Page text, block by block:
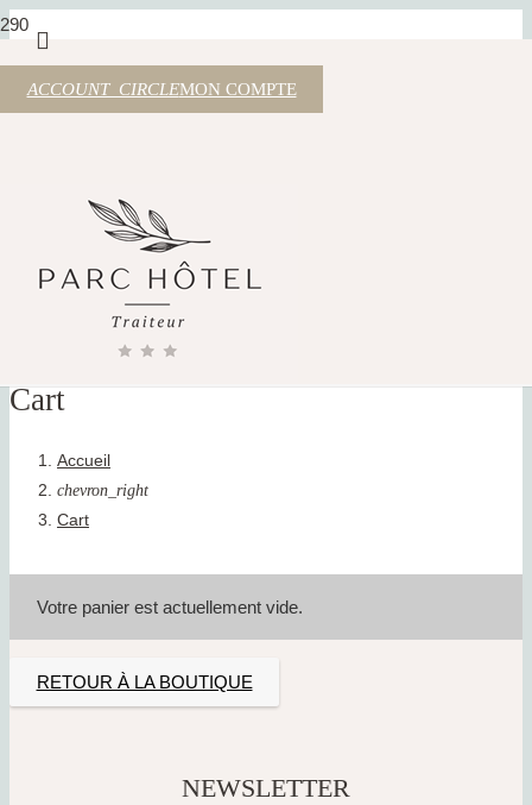
ACCOUNT_CIRCLEMON COMPTE
Cart
Accueil
chevron_right
Cart
Votre panier est actuellement vide.
RETOUR À LA BOUTIQUE
NEWSLETTER